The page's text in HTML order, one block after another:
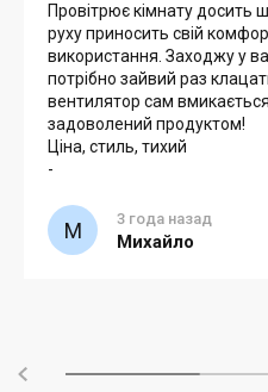
Провітрює кімнату досить
руху приносить свій
використання. Заходжу у
потрібно зайвий раз
вентилятор сам
задоволений продуктом!
Ціна, стиль, тихий
-
3 года назад
Михайло